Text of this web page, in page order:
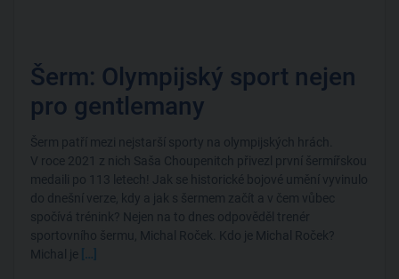
Šerm: Olympijský sport nejen
pro gentlemany
Šerm patří mezi nejstarší sporty na olympijských hrách.
V roce 2021 z nich Saša Choupenitch přivezl první šermířskou
medaili po 113 letech! Jak se historické bojové umění vyvinulo
do dnešní verze, kdy a jak s šermem začít a v čem vůbec
spočívá trénink? Nejen na to dnes odpověděl trenér
sportovního šermu, Michal Roček. Kdo je Michal Roček?
Michal je […]